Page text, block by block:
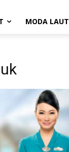
MODA LAUT